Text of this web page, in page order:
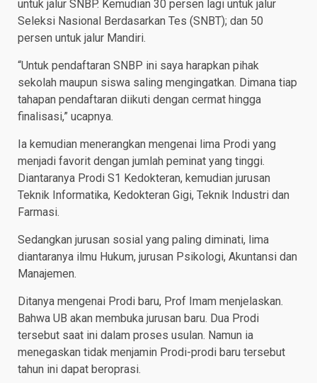
untuk jalur SNBP. Kemudian 30 persen lagi untuk jalur
Seleksi Nasional Berdasarkan Tes (SNBT); dan 50
persen untuk jalur Mandiri.
“Untuk pendaftaran SNBP ini saya harapkan pihak
sekolah maupun siswa saling mengingatkan. Dimana tiap
tahapan pendaftaran diikuti dengan cermat hingga
finalisasi,” ucapnya.
Ia kemudian menerangkan mengenai lima Prodi yang
menjadi favorit dengan jumlah peminat yang tinggi.
Diantaranya Prodi S1 Kedokteran, kemudian jurusan
Teknik Informatika, Kedokteran Gigi, Teknik Industri dan
Farmasi.
Sedangkan jurusan sosial yang paling diminati, lima
diantaranya ilmu Hukum, jurusan Psikologi, Akuntansi dan
Manajemen.
Ditanya mengenai Prodi baru, Prof Imam menjelaskan.
Bahwa UB akan membuka jurusan baru. Dua Prodi
tersebut saat ini dalam proses usulan. Namun ia
menegaskan tidak menjamin Prodi-prodi baru tersebut
tahun ini dapat beroprasi.